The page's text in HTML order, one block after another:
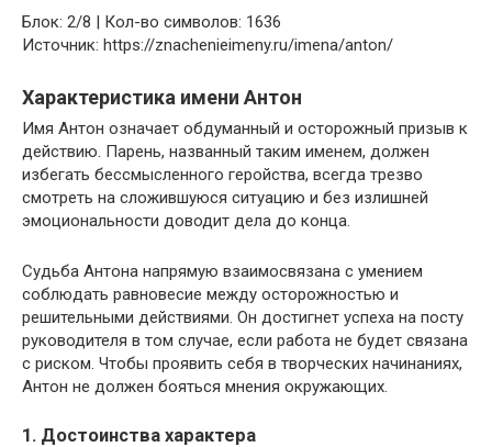
Блок: 2/8 | Кол-во символов: 1636
Источник: https://znachenieimeny.ru/imena/anton/
Характеристика имени Антон
Имя Антон означает обдуманный и осторожный призыв к
действию. Парень, названный таким именем, должен
избегать бессмысленного геройства, всегда трезво
смотреть на сложившуюся ситуацию и без излишней
эмоциональности доводит дела до конца.
Судьба Антона напрямую взаимосвязана с умением
соблюдать равновесие между осторожностью и
решительными действиями. Он достигнет успеха на посту
руководителя в том случае, если работа не будет связана
с риском. Чтобы проявить себя в творческих начинаниях,
Антон не должен бояться мнения окружающих.
1. Достоинства характера